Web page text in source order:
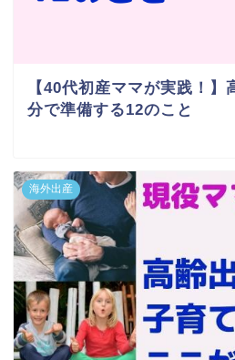
【40代初産ママが実践！】
分で準備する12のこと
海外出産